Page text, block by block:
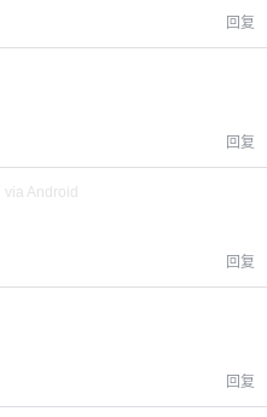
回复
回复
via Android
回复
回复